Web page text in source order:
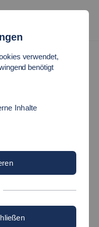
verwendet,
benötigt
Inhalte